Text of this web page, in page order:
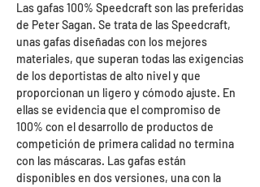
Las gafas 100% Speedcraft son las preferidas
de Peter Sagan. Se trata de las Speedcraft,
unas gafas diseñadas con los mejores
materiales, que superan todas las exigencias
de los deportistas de alto nivel y que
proporcionan un ligero y cómodo ajuste. En
ellas se evidencia que el compromiso de
100% con el desarrollo de productos de
competición de primera calidad no termina
con las máscaras. Las gafas están
disponibles en dos versiones, una con la